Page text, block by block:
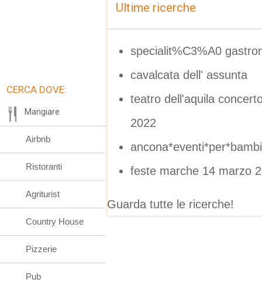
Ultime ricerche
specialit%C3%A0
cavalcata dell' assunta
teatro dell'aquila
2022
feste marche 14 marzo
Guarda tutte le ricerche!
CERCA DOVE:
Mangiare
Airbnb
Ristoranti
Agriturist
Country House
Pizzerie
Pub